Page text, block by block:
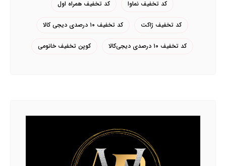
کد تخفیف نماوا کد تخفیف همراه اول
کد تخفیف ژاکت کد تخفیف ۱۰ درصدی دیجی کالا
کد تخفیف ۱۰ درصدی دیجی‌کالا کوپن تخفیف خانومی